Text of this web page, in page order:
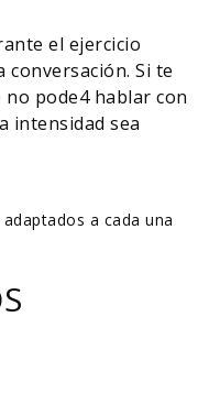
el ejercicio
Si te
pode4 hablar con
intensidad sea
a cada una